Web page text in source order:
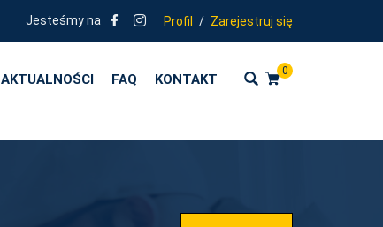
Jesteśmy na Profil / Zarejestruj się
0
AKTUALNOŚCI FAQ KONTAKT